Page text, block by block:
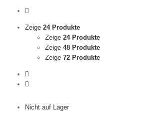
Zeige 24 Produkte
Zeige 24 Produkte
Zeige 48 Produkte
Zeige 72 Produkte
Nicht auf Lager